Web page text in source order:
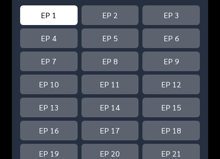
EP 1 EP 2 EP 3
EP 4 EP 5 EP 6
EP 7 EP 8 EP 9
EP 10 EP 11 EP 12
EP 13 EP 14 EP 15
EP 16 EP 17 EP 18
EP 19 EP 20 EP 21